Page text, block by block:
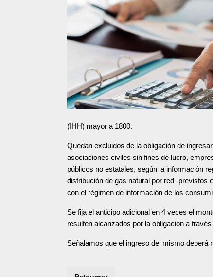
(IHH) mayor a 1800.
Quedan excluidos de la obligación de
asociaciones civiles sin fines de lucro,
públicos no estatales, según la información
distribución de gas natural por red -previstos
con el régimen de información de los
Se fija el anticipo adicional en 4 veces el
resulten alcanzados por la obligación a
Señalamos que el ingreso del mismo deberá